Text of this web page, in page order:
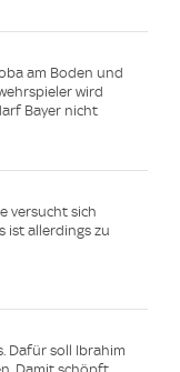
am Boden und
wird
Bayer nicht
versucht sich
ist allerdings zu
Dafür soll Ibrahim